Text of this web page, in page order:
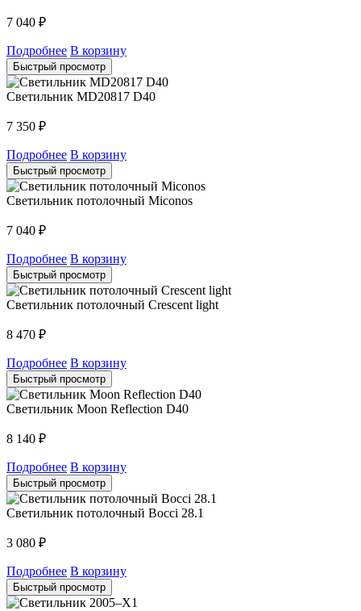
7 040 ₽
Подробнее В корзину
Быстрый просмотр
Светильник MD20817 D40
7 350 ₽
Подробнее В корзину
Быстрый просмотр
Светильник потолочный Miconos
7 040 ₽
Подробнее В корзину
Быстрый просмотр
Светильник потолочный Crescent light
8 470 ₽
Подробнее В корзину
Быстрый просмотр
Светильник Moon Reflection D40
8 140 ₽
Подробнее В корзину
Быстрый просмотр
Светильник потолочный Bocci 28.1
3 080 ₽
Подробнее В корзину
Быстрый просмотр